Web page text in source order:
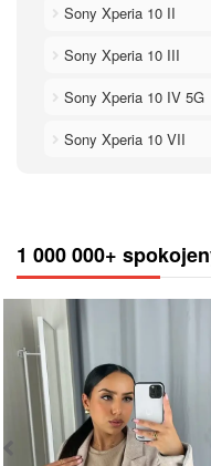
Sony Xperia 10 II
Sony Xperia 10 III
Sony Xperia 10 IV 5G
Sony Xperia 10 VII
1 000 000+